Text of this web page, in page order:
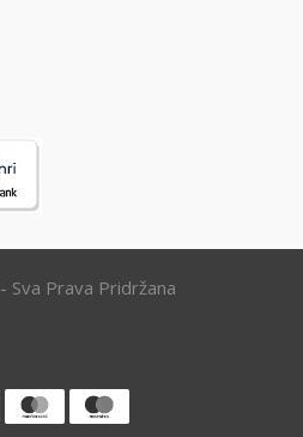
- Sva Prava Pridržana